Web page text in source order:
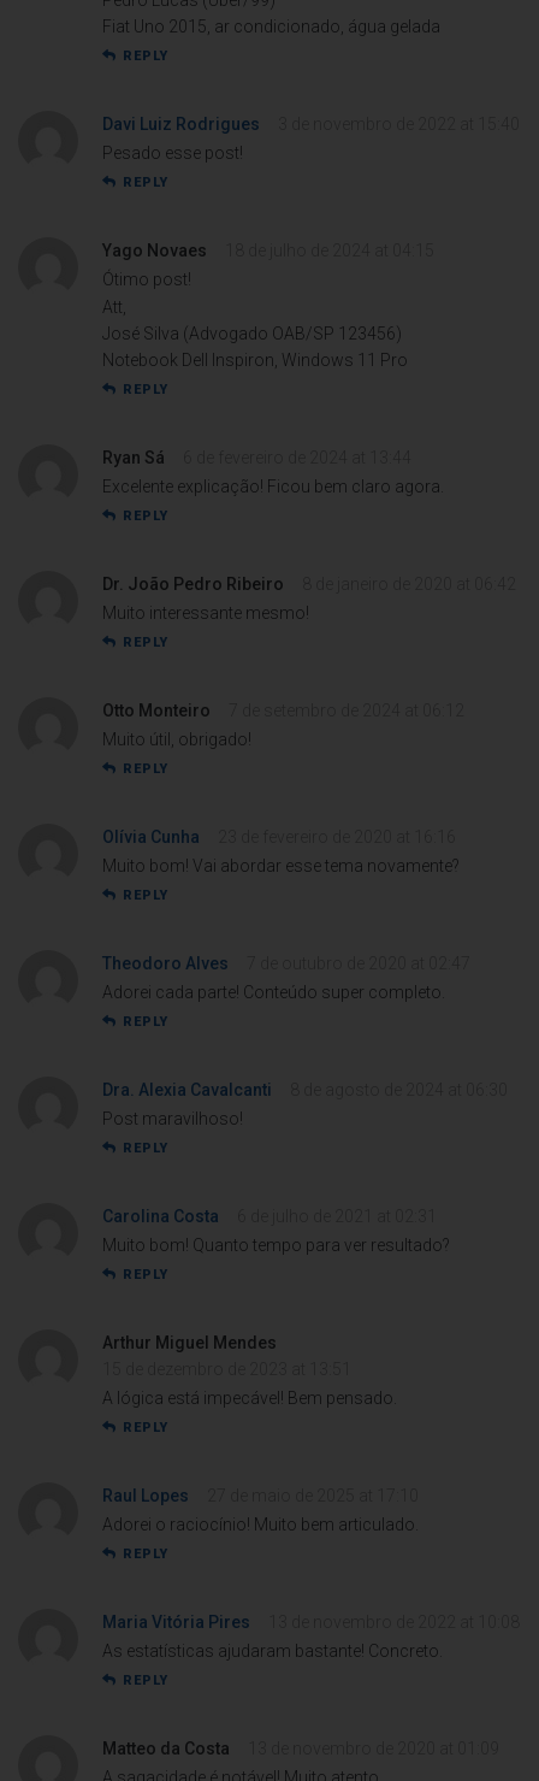
Fiat Uno 2015, ar condicionado, água gelada
REPLY
Davi Luiz Rodrigues
Pesado esse post!
REPLY
Yago Novaes
Ótimo post!
Att,
José Silva (Advogado OAB/SP 123456)
Notebook Dell Inspiron, Windows 11 Pro
REPLY
Ryan Sá
Excelente explicação! Ficou bem claro agora.
REPLY
Dr. João Pedro Ribeiro
Muito interessante mesmo!
REPLY
Otto Monteiro
Muito útil, obrigado!
REPLY
Olívia Cunha
Muito bom! Vai abordar esse tema novamente?
REPLY
Theodoro Alves
Adorei cada parte! Conteúdo super completo.
REPLY
Dra. Alexia Cavalcanti
Post maravilhoso!
REPLY
Carolina Costa
Muito bom! Quanto tempo para ver resultado?
REPLY
Arthur Miguel Mendes
A lógica está impecável! Bem pensado.
REPLY
Raul Lopes
Adorei o raciocínio! Muito bem articulado.
REPLY
Maria Vitória Pires
As estatísticas ajudaram bastante! Concreto.
REPLY
Matteo da Costa